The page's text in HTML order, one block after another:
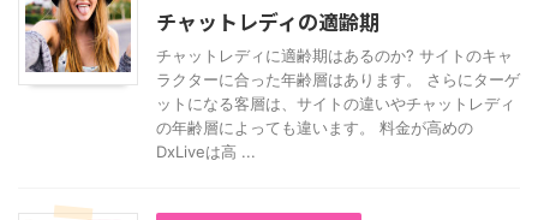
チャットレディの適齢期
チャットレディに適齢期はあるのか? サイトのキャ
ラクターに合った年齢層はあります。 さらにターゲ
ットになる客層は、サイトの違いやチャットレディ
の年齢層によっても違います。 料金が高めの
DxLiveは高 ...